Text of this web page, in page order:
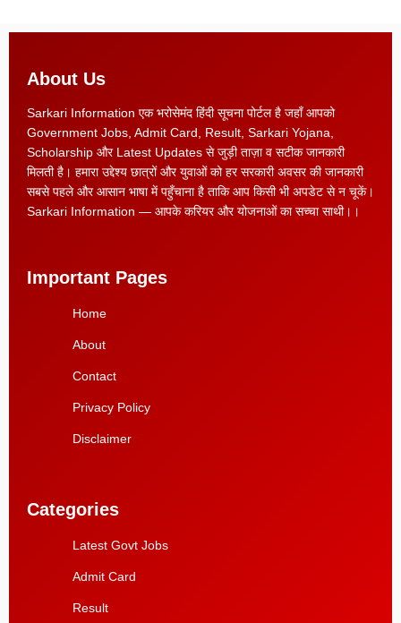
About Us
Sarkari Information एक भरोसेमंद हिंदी सूचना पोर्टल है जहाँ आपको
Government Jobs, Admit Card, Result, Sarkari Yojana,
Scholarship और Latest Updates से जुड़ी ताज़ा व सटीक जानकारी
मिलती है। हमारा उद्देश्य छात्रों और युवाओं को हर सरकारी अवसर की जानकारी
सबसे पहले और आसान भाषा में पहुँचाना है ताकि आप किसी भी अपडेट से न चूकें।
Sarkari Information — आपके करियर और योजनाओं का सच्चा साथी।।
Important Pages
Home
About
Contact
Privacy Policy
Disclaimer
Categories
Latest Govt Jobs
Admit Card
Result